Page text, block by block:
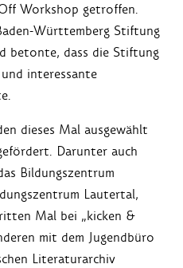
Workshop getroffen.
Württemberg Stiftung
betonte, dass die Stiftung
interessante
dieses Mal ausgewählt
Darunter auch
Bildungszentrum
Lautertal,
Mal bei „kicken &
mit dem Jugendbüro
Literaturarchiv